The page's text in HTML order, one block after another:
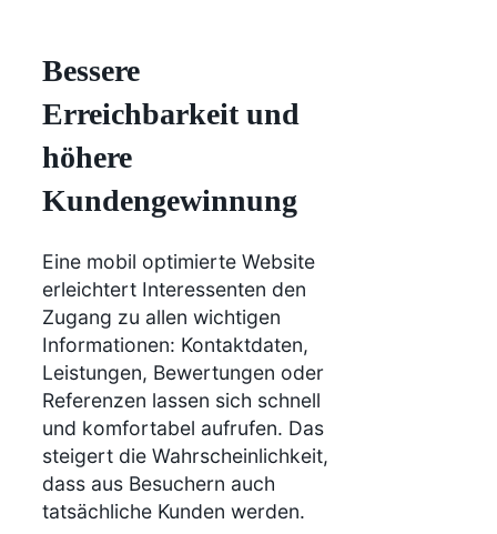
Bessere
Erreichbarkeit und
höhere
Kundengewinnung
Eine mobil optimierte Website
erleichtert Interessenten den
Zugang zu allen wichtigen
Informationen: Kontaktdaten,
Leistungen, Bewertungen oder
Referenzen lassen sich schnell
und komfortabel aufrufen. Das
steigert die Wahrscheinlichkeit,
dass aus Besuchern auch
tatsächliche Kunden werden.